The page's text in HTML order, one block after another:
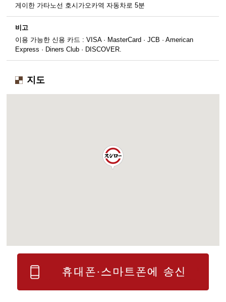
게이한 가타노선 호시가오카역 자동차로 5분
비고
이용 가능한 신용 카드 : VISA · MasterCard · JCB · American
Express · Diners Club · DISCOVER.
지도